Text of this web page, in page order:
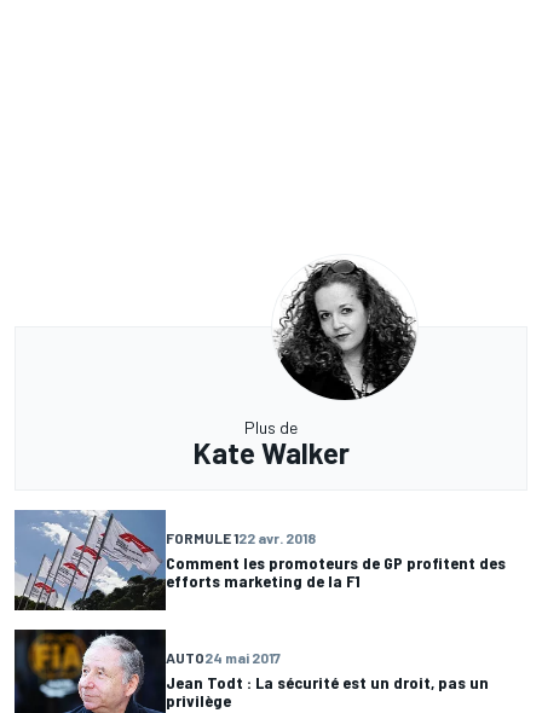
Plus de
Kate Walker
FORMULE 122 avr. 2018
Comment les promoteurs de GP profitent des
efforts marketing de la F1
AUTO24 mai 2017
Jean Todt : La sécurité est un droit, pas un
privilège